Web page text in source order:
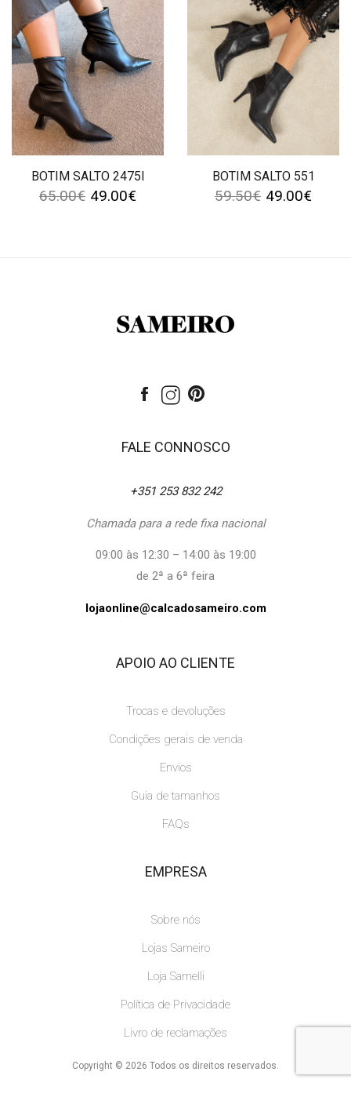
BOTIM SALTO 2475I
65.00€ 49.00€
BOTIM SALTO 551
59.50€ 49.00€
FALE CONNOSCO
+351 253 832 242
Chamada para a rede fixa nacional
09:00 às 12:30 – 14:00 às 19:00
de 2ª a 6ª feira
lojaonline@calcadosameiro.com
APOIO AO CLIENTE
Trocas e devoluções
Condições gerais de venda
Envios
Guia de tamanhos
FAQs
EMPRESA
Sobre nós
Lojas Sameiro
Loja Samelli
Política de Privacidade
Livro de reclamações
Copyright © 2026 Todos os direitos reservados.